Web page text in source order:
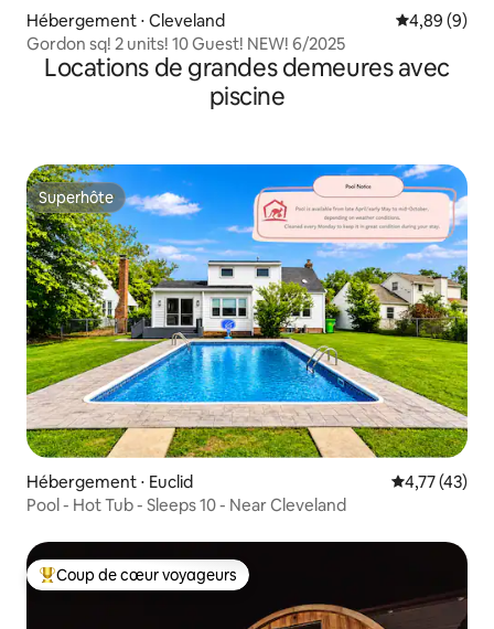
Hébergement ⋅ Cleveland Évaluation
4,89 (9)
Gordon sq! 2 units! 10 Guest! NEW! 6/2025
Locations de grandes demeures avec
piscine
Superhôte
Superhôte
Hébergement ⋅ Euclid Évaluation
4,77 (43)
Pool - Hot Tub - Sleeps 10 - Near Cleveland
Coups de cœur voyageurs les plus appréciés
Coup de cœur voyageurs